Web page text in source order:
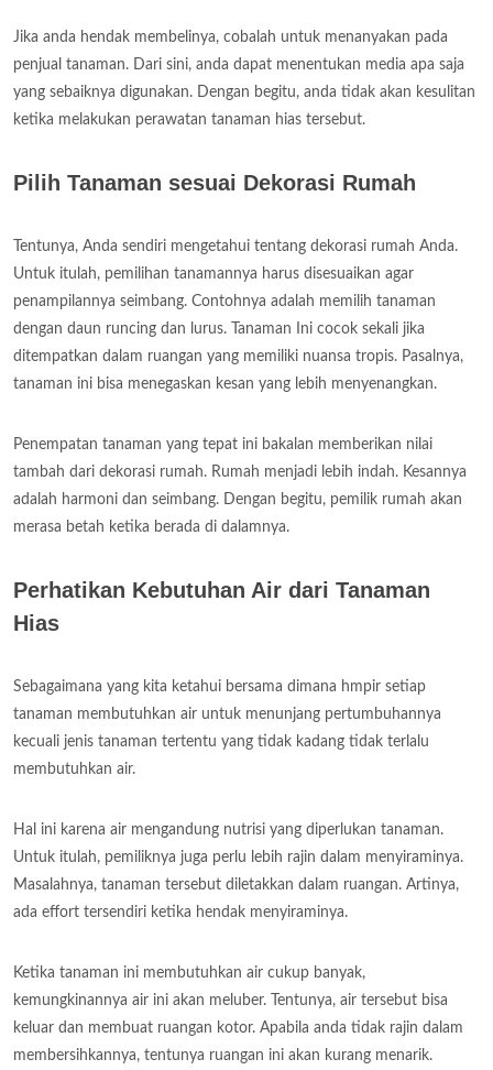
Jika anda hendak membelinya, cobalah untuk menanyakan pada
penjual tanaman. Dari sini, anda dapat menentukan media apa saja
yang sebaiknya digunakan. Dengan begitu, anda tidak akan kesulitan
ketika melakukan perawatan tanaman hias tersebut.
Pilih Tanaman sesuai Dekorasi Rumah
Tentunya, Anda sendiri mengetahui tentang dekorasi rumah Anda.
Untuk itulah, pemilihan tanamannya harus disesuaikan agar
penampilannya seimbang. Contohnya adalah memilih tanaman
dengan daun runcing dan lurus. Tanaman Ini cocok sekali jika
ditempatkan dalam ruangan yang memiliki nuansa tropis. Pasalnya,
tanaman ini bisa menegaskan kesan yang lebih menyenangkan.
Penempatan tanaman yang tepat ini bakalan memberikan nilai
tambah dari dekorasi rumah. Rumah menjadi lebih indah. Kesannya
adalah harmoni dan seimbang. Dengan begitu, pemilik rumah akan
merasa betah ketika berada di dalamnya.
Perhatikan Kebutuhan Air dari Tanaman
Hias
Sebagaimana yang kita ketahui bersama dimana hmpir setiap
tanaman membutuhkan air untuk menunjang pertumbuhannya
kecuali jenis tanaman tertentu yang tidak kadang tidak terlalu
membutuhkan air.
Hal ini karena air mengandung nutrisi yang diperlukan tanaman.
Untuk itulah, pemiliknya juga perlu lebih rajin dalam menyiraminya.
Masalahnya, tanaman tersebut diletakkan dalam ruangan. Artinya,
ada effort tersendiri ketika hendak menyiraminya.
Ketika tanaman ini membutuhkan air cukup banyak,
kemungkinannya air ini akan meluber. Tentunya, air tersebut bisa
keluar dan membuat ruangan kotor. Apabila anda tidak rajin dalam
membersihkannya, tentunya ruangan ini akan kurang menarik.